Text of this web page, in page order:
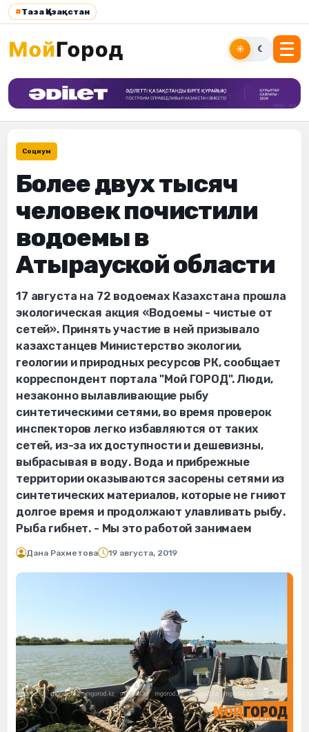
#Таза Қазақстан
☀ ☾
Социум
Более двух тысяч
человек почистили
водоемы в
Атырауской области
17 августа на 72 водоемах Казахстана прошла
экологическая акция «Водоемы - чистые от
сетей». Принять участие в ней призывало
казахстанцев Министерство экологии,
геологии и природных ресурсов РК, сообщает
корреспондент портала "Мой ГОРОД". Люди,
незаконно вылавливающие рыбу
синтетическими сетями, во время проверок​​
инспекторов легко избавляются от таких
сетей, из-за их доступности и дешевизны,
выбрасывая в воду. Вода и прибрежные
территории оказываются засорены сетями из
синтетических материалов, которые не гниют
долгое время и продолжают улавливать рыбу.
Рыба гибнет. - Мы это работой занимаем
Дана Рахметова 19 августа, 2019